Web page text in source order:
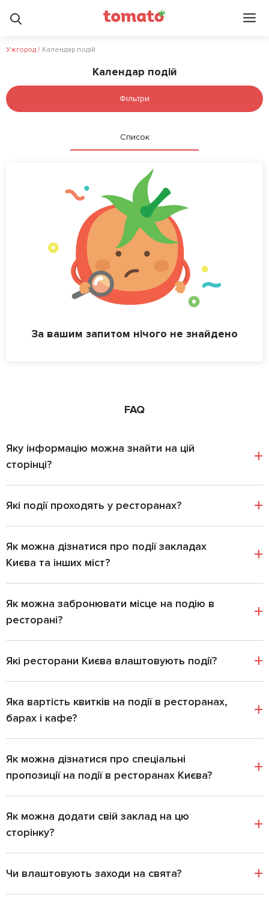
Ужгород / Календар подій
Календар подій
Фільтри
Список
За вашим запитом нічого не знайдено
FAQ
Яку інформацію можна знайти на цій
сторінці?
Які події проходять у ресторанах?
Як можна дізнатися про події закладах
Києва та інших міст?
Як можна забронювати місце на подію в
ресторані?
Які ресторани Києва влаштовують події?
Яка вартість квитків на події в ресторанах,
барах і кафе?
Як можна дізнатися про спеціальні
пропозиції на події в ресторанах Києва?
Як можна додати свій заклад на цю
сторінку?
Чи влаштовують заходи на свята?